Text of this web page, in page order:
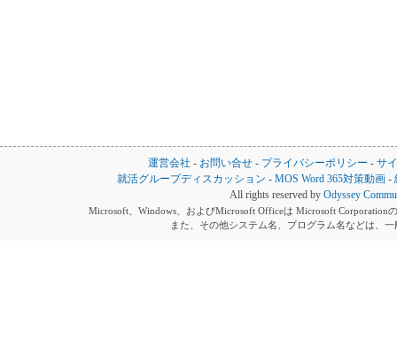
運営会社 - お問い合せ - プライバシーポリシー - サ
就活グループディスカッション -MOS Word 365対策動画 -
All rights reserved by Odyssey
Microsoft、Windows、およびMicrosoft Officeは Microsoft Corporation
また、その他システム名、プログラム名などは、